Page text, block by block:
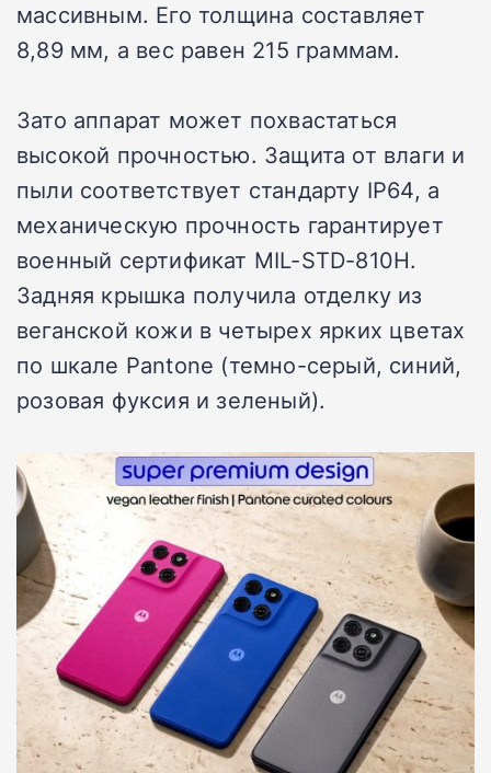
массивным. Его толщина составляет
8,89 мм, а вес равен 215 граммам.
Зато аппарат может похвастаться
высокой прочностью. Защита от влаги и
пыли соответствует стандарту IP64, а
механическую прочность гарантирует
военный сертификат MIL-STD-810H.
Задняя крышка получила отделку из
веганской кожи в четырех ярких цветах
по шкале Pantone (темно-серый, синий,
розовая фуксия и зеленый).